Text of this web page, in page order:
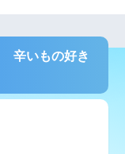
辛いもの好き